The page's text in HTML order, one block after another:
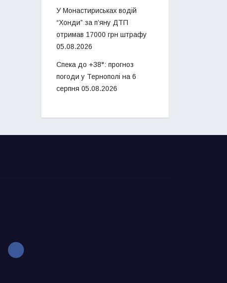
У Монастириськах водій
“Хонди” за п’яну ДТП
отримав 17000 грн штрафу
05.08.2026
Спека до +38°: прогноз
погоди у Тернополі на 6
серпня 05.08.2026